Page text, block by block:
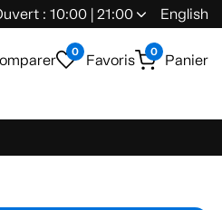
: 10:00 | 21:00 English
0 Favoris 0 Panier